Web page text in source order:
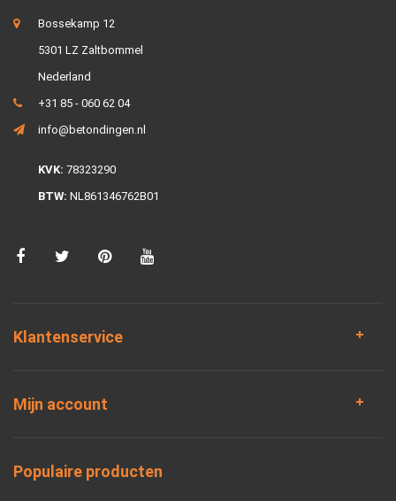
Bossekamp 12
5301 LZ Zaltbommel
Nederland
+31 85 - 060 62 04
info@betondingen.nl
KVK: 78323290
BTW: NL861346762B01
Klantenservice
Mijn account
Populaire producten